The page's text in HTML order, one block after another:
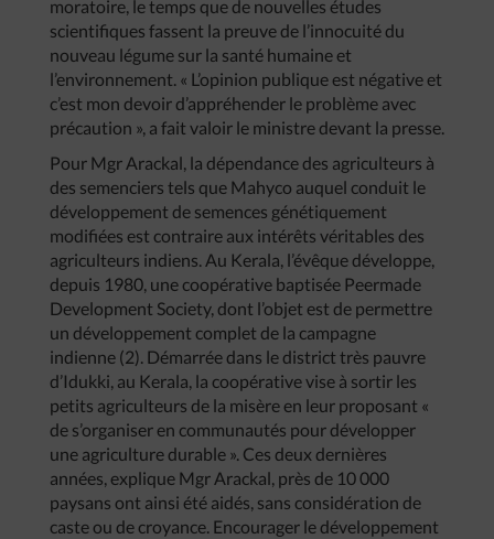
moratoire, le temps que de nouvelles études
scientifiques fassent la preuve de l’innocuité du
nouveau légume sur la santé humaine et
l’environnement. « L’opinion publique est négative et
c’est mon devoir d’appréhender le problème avec
précaution », a fait valoir le ministre devant la presse.
Pour Mgr Arackal, la dépendance des agriculteurs à
des semenciers tels que Mahyco auquel conduit le
développement de semences génétiquement
modifiées est contraire aux intérêts véritables des
agriculteurs indiens. Au Kerala, l’évêque développe,
depuis 1980, une coopérative baptisée Peermade
Development Society, dont l’objet est de permettre
un développement complet de la campagne
indienne (2). Démarrée dans le district très pauvre
d’Idukki, au Kerala, la coopérative vise à sortir les
petits agriculteurs de la misère en leur proposant «
de s’organiser en communautés pour développer
une agriculture durable ». Ces deux dernières
années, explique Mgr Arackal, près de 10 000
paysans ont ainsi été aidés, sans considération de
caste ou de croyance. Encourager le développement